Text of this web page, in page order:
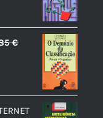
€.
atual
é:
16,02 €.
€